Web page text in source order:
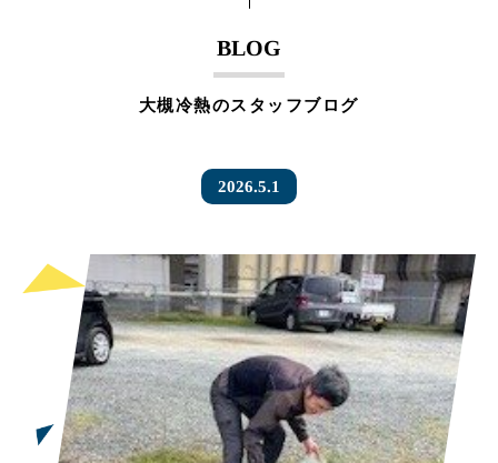
BLOG
大槻冷熱のスタッフブログ
2026.5.1